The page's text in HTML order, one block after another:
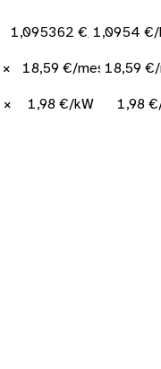
1,095362 €/kWh1,0954 €/
× 18,59 €/mese18,59 €/
× 1,98 €/kW 1,98